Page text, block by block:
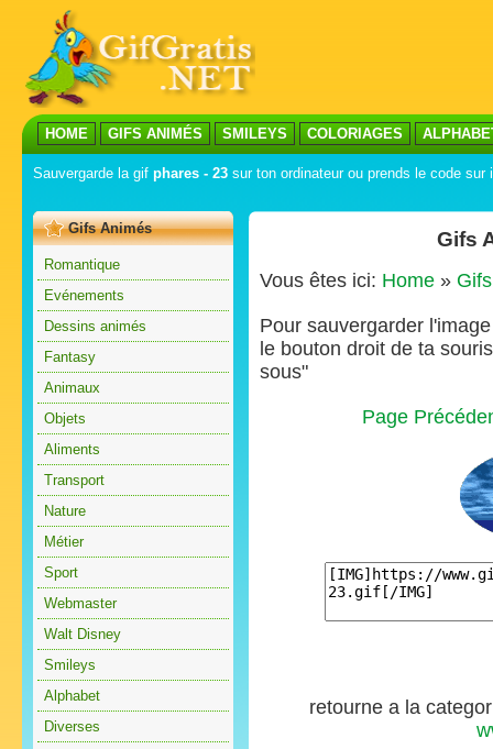
HOME GIFS ANIMÉS SMILEYS COLORIAGES
Sauvergarde la gif phares - 23 sur ton ordinateur ou prends le code sur
Gifs Animés
Romantique
Evénements
Dessins animés
Fantasy
Animaux
Objets
Aliments
Transport
Nature
Métier
Sport
Webmaster
Walt Disney
Smileys
Alphabet
Diverses
Gifs
Vous êtes ici: Home »
Pour sauvergarder
le bouton droit de ta
sous"
Page
retourne a la